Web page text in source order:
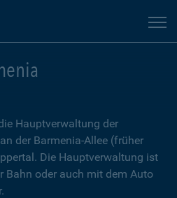
Hauptverwaltung der
der Barmenia-Allee (früher
Die Hauptverwaltung ist
Bahn oder auch mit dem Auto